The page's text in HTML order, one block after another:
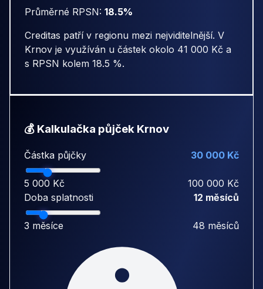
Průměrné RPSN: 18.5%
Creditas patří v regionu mezi nejviditelnější. V
Krnov je využíván u částek okolo 41 000 Kč a
s RPSN kolem 18.5 %.
💰 Kalkulačka půjček Krnov
Částka půjčky 30 000 Kč
5 000 Kč
100 000 Kč
Doba splatnosti
12 měsíců
3 měsíce 48 měsíců